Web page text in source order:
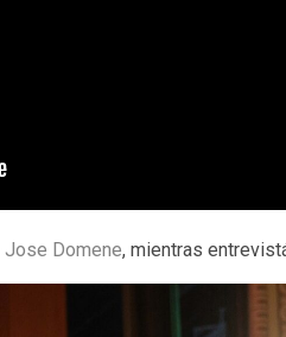
Jose Domene, mientras